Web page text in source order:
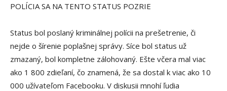
POLÍCIA SA NA TENTO STATUS POZRIE
Status bol poslaný kriminálnej polícii na prešetrenie, či
nejde o šírenie poplašnej správy. Síce bol status už
zmazaný, bol kompletne zálohovaný. Ešte včera mal viac
ako 1 800 zdieľaní, čo znamená, že sa dostal k viac ako 10
000 užívateľom Facebooku. V diskusii mnohí ľudia